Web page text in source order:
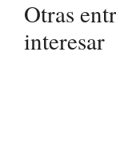
Otras
interesar